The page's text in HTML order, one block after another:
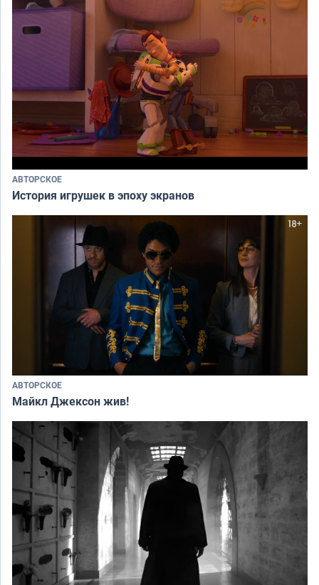
АВТОРСКОЕ
История игрушек в эпоху экранов
АВТОРСКОЕ
Майкл Джексон жив!